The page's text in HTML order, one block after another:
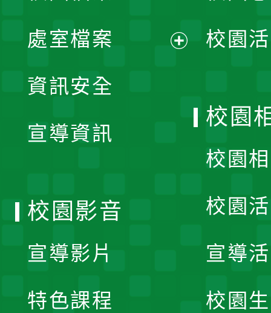
單
處室檔案
資訊安全
宣導資訊
校園
校園
校園
校園
宣導
校園
校園影音
宣導影片
特色課程